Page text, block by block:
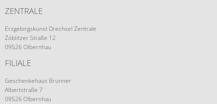
ZENTRALE
Erzgebirgskunst Drechsel Zentrale
Zöblitzer Straße 12
09526 Olbernhau
FILIALE
Geschenkehaus Brunner
Albertstraße 7
09526 Olbernhau